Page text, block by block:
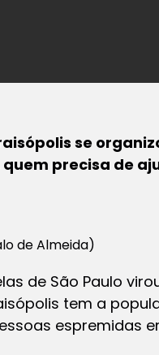
se
precisa de
de Almeida)
de São Paulo
tem a
espremidas